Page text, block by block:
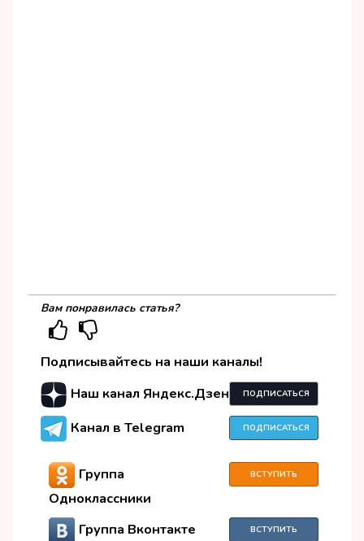
Вам понравилась статья?
Подписывайтесь на наши каналы!
Наш канал Яндекс.Дзен
ПОДПИСАТЬСЯ
Канал в Telegram ПОДПИСАТЬСЯ
Группа
Одноклассники
ВСТУПИТЬ
Группа Вконтакте ВСТУПИТЬ